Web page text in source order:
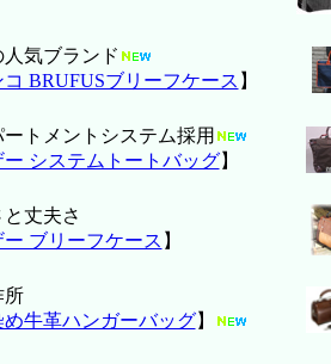
人気ブランド
BRUFUSブリーフケース 】
ートメントシステム採用
ー システムトートバッグ】
と丈夫さ
ブリーフケース 】
所
め牛革ハンガーバッグ】